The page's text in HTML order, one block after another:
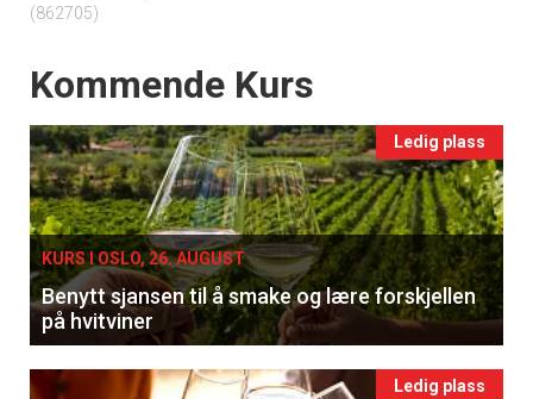
(862705)
Events
Kommende Kurs
Ledig plass
KURS I OSLO, 26. AUGUST
Benytt sjansen til å smake og lære forskjellen
på hvitviner
Ledig plass